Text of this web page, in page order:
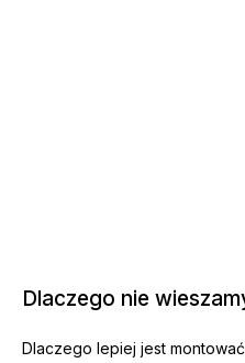
Dlaczego nie
Dlaczego lepiej jest